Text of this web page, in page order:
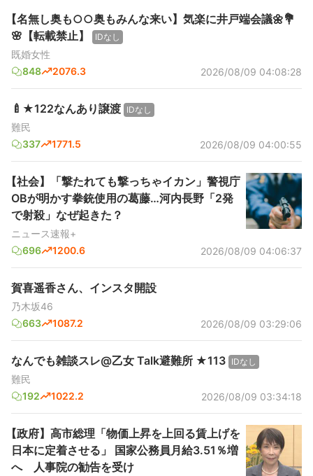
【名無し奥も○○奥もみんな来い】気楽に井戸端会議🌼💐
🌸【転載禁止】
IDなし
既婚女性
848
2076.3 2026/08/09 04:08:28
🍼★122なんあり譲渡 IDなし
難民
337
1771.5 2026/08/09 04:00:55
【社会】「撃たれても撃っちゃイカン」警視庁
OBが明かす拳銃使用の葛藤…河内長野「2発
で射殺」なぜ起きた？
ニュース速報+
696
1200.6 2026/08/09 04:06:37
賀喜遥香さん、インスタ開設
乃木坂46
663
1087.2 2026/08/09 03:29:06
なんでも雑談スレ@乙女 Talk避難所 ★113 IDなし
難民
192
1022.2 2026/08/09 03:34:18
【政府】高市総理「物価上昇を上回る賃上げを
日本に定着させる」 国家公務員月給3.51％増
へ 人事院の勧告を受け